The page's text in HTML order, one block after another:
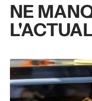
NE